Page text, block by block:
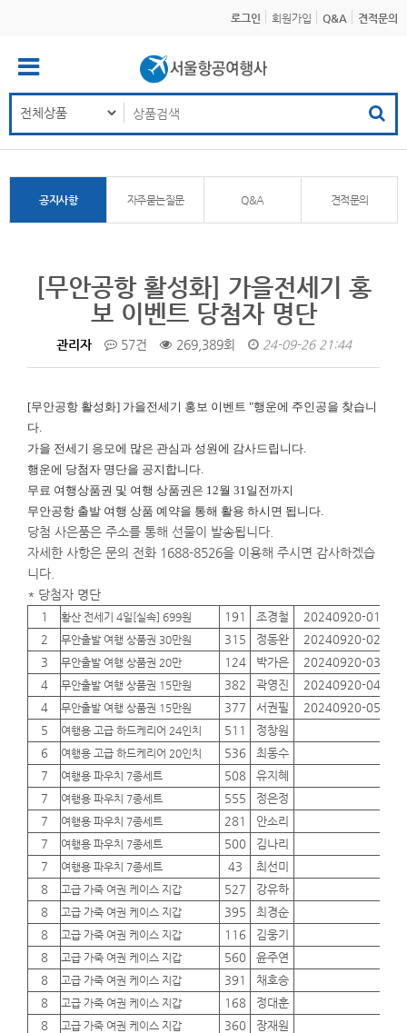
로그인 회원가입 Q&A 견적문의
공지사항 자주묻는질문 Q&A 견적문의
[무안공항 활성화] 가을전세기 홍
보 이벤트 당첨자 명단
관리자 57건 269,389회 24-09-26 21:44
[무안공항 활성화] 가을전세기 홍보 이벤트 "행운에 주인공을 찾습니
다.
가을 전세기 응모에 많은 관심과 성원에 감사드립니다.
행운에 당첨자 명단을 공지합니다.
무료 여행상품권 및 여행 상품권은 12월 31일전까지
무안공항 출발 여행 상품 예약을 통해 활용 하시면 됩니다.
당첨 사은품은 주소를 통해 선물이 발송됩니다.
자세한 사항은 문의 전화 1688-8526을 이용해 주시면 감사하겠습
니다.
* 당첨자 명단
1 황산 전세기 4일[실속] 699원 191 조경철 20240920-01
2
무안출발 여행 상품권 30만원 315 정동완 20240920-02
3
무안출발 여행 상품권 20만 124 박가은 20240920-03
4
무안출발 여행 상품권 15만원 382 곽영진 20240920-04
4
무안출발 여행 상품권 15만원 377 서권필 20240920-05
5
여행용 고급 하드케리어 24인치 511 정창원
6
여행용 고급 하드케리어 20인치 536 최동수
7
여행용 파우치 7종세트 508 유지혜
7
여행용 파우치 7종세트 555 정은정
7
여행용 파우치 7종세트 281 안소리
7
여행용 파우치 7종세트 500 김나리
7
여행용 파우치 7종세트 43 최선미
8
고급 가죽 여권 케이스 지갑 527 강유하
8
고급 가죽 여권 케이스 지갑 395 최경순
8
고급 가죽 여권 케이스 지갑 116 김웅기
8
고급 가죽 여권 케이스 지갑 560 윤주연
8
고급 가죽 여권 케이스 지갑 391 채호승
8
고급 가죽 여권 케이스 지갑 168 정대훈
8
고급 가죽 여권 케이스 지갑 360 장재원